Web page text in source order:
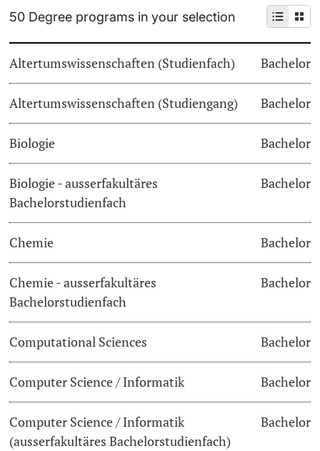
PhD Candidates
Donors & Alumni
Further information
Lecturers
Informations, Events & Get a Taste
Student Advice Center
Academic Advice
In My Studies
Course Directory
Course Registration
Dates
Documents & Verification
Welcome to the University of Basel
Continuing Education
University
50 Degree programs in your selection
Altertumswissenschaften (Studienfach) Bachelor
Altertumswissenschaften (Studiengang) Bachelor
Biologie Bachelor
Biologie - ausserfakultäres
Bachelorstudienfach
Bachelor
Chemie Bachelor
Chemie - ausserfakultäres
Bachelorstudienfach
Bachelor
Computational Sciences Bachelor
Computer Science / Informatik Bachelor
Computer Science / Informatik
(ausserfakultäres Bachelorstudienfach)
Bachelor